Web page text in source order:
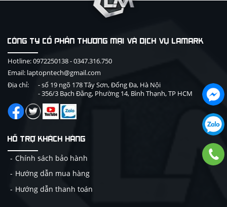
CÔNG TY CỔ PHẦN THƯƠNG MẠI VÀ DỊCH VỤ LAMARK
Hotline:0972250138-0347.316.750
Email: laptopntech@gmail.com
Địa chỉ:
- số 19 ngõ 178 Tây Sơn, Đống Đa, Hà Nội
- 356/3 Bạch Đằng, Phường 14, Bình Thạnh, TP HCM
HỖ TRỢ KHÁCH HÀNG
Chính sách bảo hành
Hướng dẫn mua hàng
Hướng dẫn thanh toán